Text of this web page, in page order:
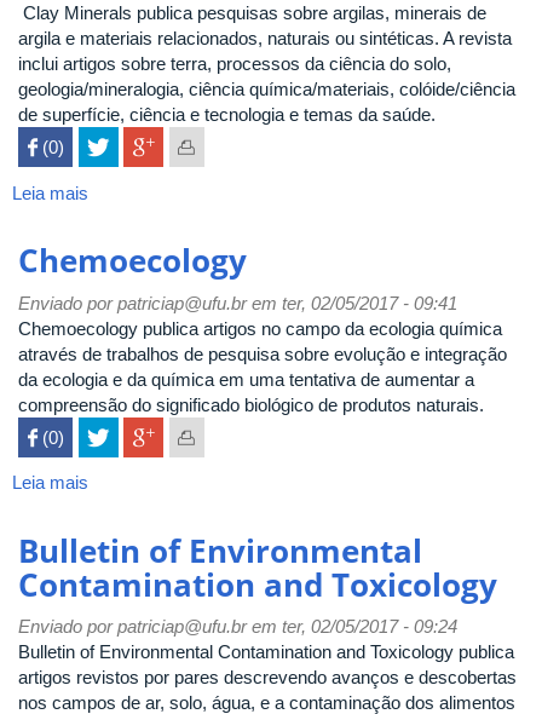
Clay Minerals publica pesquisas sobre argilas, minerais de
argila e materiais relacionados, naturais ou sintéticas. A revista
inclui artigos sobre terra, processos da ciência do solo,
geologia/mineralogia, ciência química/materiais, colóide/ciência
de superfície, ciência e tecnologia e temas da saúde.
 (0)
Leia mais
Chemoecology
Enviado porpatriciap@ufu.brem ter, 02/05/2017 - 09:41
Chemoecology publica artigos no campo da ecologia química
através de trabalhos de pesquisa sobre evolução e integração
da ecologia e da química em uma tentativa de aumentar a
compreensão do significado biológico de produtos naturais.
 (0)
Leia mais
Bulletin of Environmental
Contamination and Toxicology
Enviado porpatriciap@ufu.brem ter, 02/05/2017 - 09:24
Bulletin of Environmental Contamination and Toxicology publica
artigos revistos por pares descrevendo avanços e descobertas
nos campos de ar, solo, água, e a contaminação dos alimentos